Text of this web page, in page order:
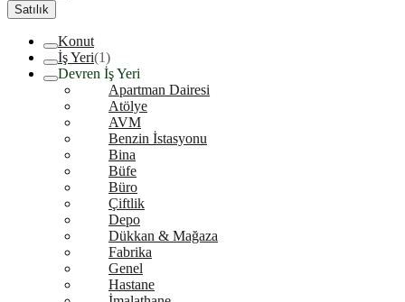
Satılık
Konut
İş Yeri(1)
Devren İş Yeri
Apartman Dairesi
Atölye
AVM
Benzin İstasyonu
Bina
Büfe
Büro
Çiftlik
Depo
Dükkan & Mağaza
Fabrika
Genel
Hastane